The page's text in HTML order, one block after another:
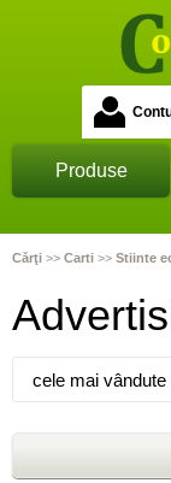
Produse
Cărţi >> Carti >> Stiinte
cele mai vândute